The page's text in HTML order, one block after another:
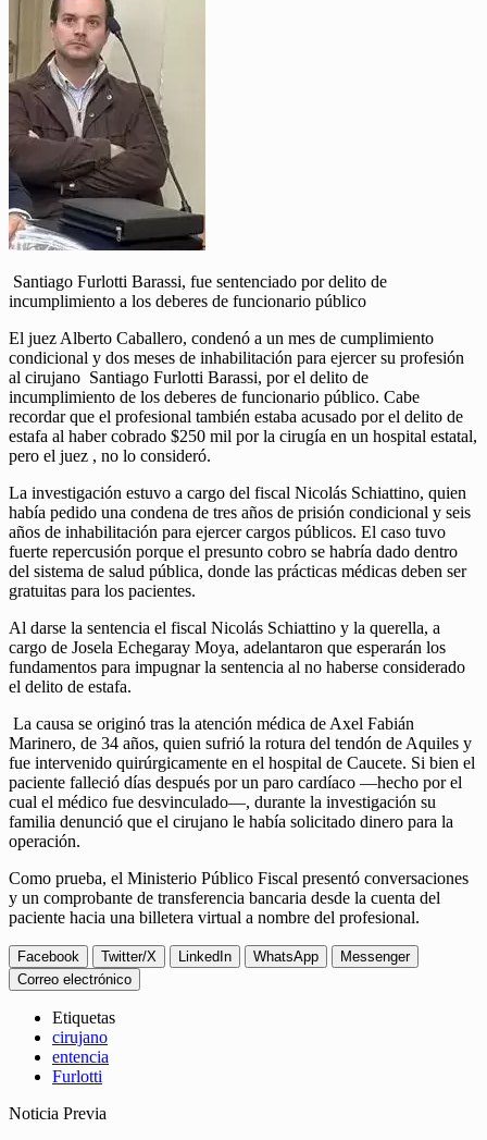
Santiago Furlotti Barassi, fue sentenciado por delito de
incumplimiento a los deberes de funcionario público
El juez Alberto Caballero, condenó a un mes de cumplimiento
condicional y dos meses de inhabilitación para ejercer su profesión
al cirujano Santiago Furlotti Barassi, por el delito de
incumplimiento de los deberes de funcionario público. Cabe
recordar que el profesional también estaba acusado por el delito de
estafa al haber cobrado $250 mil por la cirugía en un hospital estatal,
pero el juez , no lo consideró.
La investigación estuvo a cargo del fiscal Nicolás Schiattino, quien
había pedido una condena de tres años de prisión condicional y seis
años de inhabilitación para ejercer cargos públicos. El caso tuvo
fuerte repercusión porque el presunto cobro se habría dado dentro
del sistema de salud pública, donde las prácticas médicas deben ser
gratuitas para los pacientes.
Al darse la sentencia el fiscal Nicolás Schiattino y la querella, a
cargo de Josela Echegaray Moya, adelantaron que esperarán los
fundamentos para impugnar la sentencia al no haberse considerado
el delito de estafa.
La causa se originó tras la atención médica de Axel Fabián
Marinero, de 34 años, quien sufrió la rotura del tendón de Aquiles y
fue intervenido quirúrgicamente en el hospital de Caucete. Si bien el
paciente falleció días después por un paro cardíaco —hecho por el
cual el médico fue desvinculado—, durante la investigación su
familia denunció que el cirujano le había solicitado dinero para la
operación.
Como prueba, el Ministerio Público Fiscal presentó conversaciones
y un comprobante de transferencia bancaria desde la cuenta del
paciente hacia una billetera virtual a nombre del profesional.
Facebook Twitter/X LinkedIn WhatsApp
Messenger
Correo electrónico
Etiquetas
cirujano
entencia
Furlotti
Noticia Previa